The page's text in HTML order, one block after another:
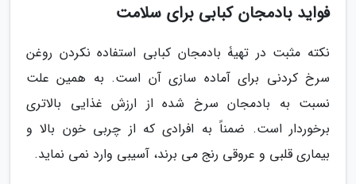
فواید بادمجان کبابی برای سلامت
نکته مثبت در تهیۀ بادمجان کبابی استفاده نکردن روغن
سرخ کردنی برای آماده سازی آن است. به همین علت
نسبت به بادمجان سرخ شده از ارزش غذایی بالاتری
برخوردار است. ضمناً به افرادی که از چربی خون بالا و
بیماری قلبی و عروقی رنج می برند، آسیبی وارد نمی نماید.